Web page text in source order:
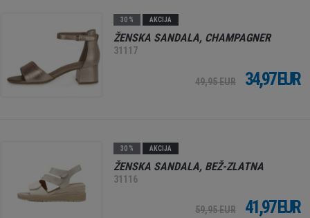
30 % AKCIJA
ŽENSKA SANDALA, CHAMPAGNER
31117
49,95 EUR 34,97 EUR
30 % AKCIJA
ŽENSKA SANDALA, BEŽ-ZLATNA
31116
59,95 EUR 41,97 EUR